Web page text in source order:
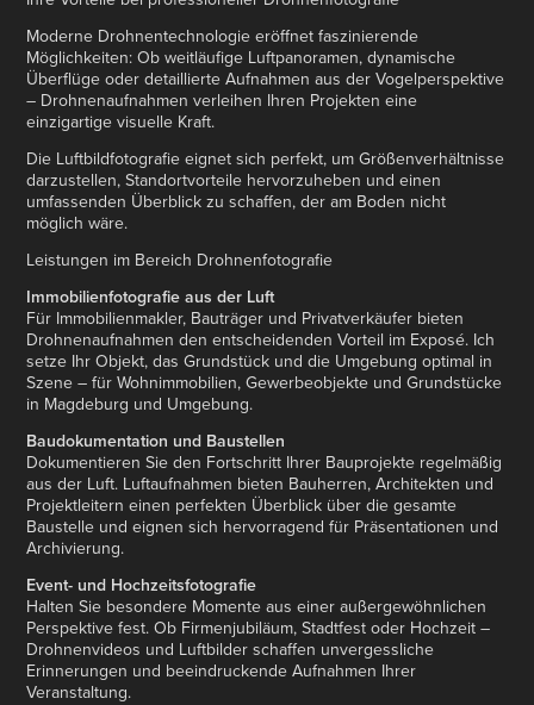
Moderne Drohnentechnologie eröffnet faszinierende
Möglichkeiten: Ob weitläufige Luftpanoramen, dynamische
Überflüge oder detaillierte Aufnahmen aus der Vogelperspektive
– Drohnenaufnahmen verleihen Ihren Projekten eine
einzigartige visuelle Kraft.
Die Luftbildfotografie eignet sich perfekt, um Größenverhältnisse
darzustellen, Standortvorteile hervorzuheben und einen
umfassenden Überblick zu schaffen, der am Boden nicht
möglich wäre.
Leistungen im Bereich Drohnenfotografie
Immobilienfotografie aus der Luft
Für Immobilienmakler, Bauträger und Privatverkäufer bieten
Drohnenaufnahmen den entscheidenden Vorteil im Exposé. Ich
setze Ihr Objekt, das Grundstück und die Umgebung optimal in
Szene – für Wohnimmobilien, Gewerbeobjekte und Grundstücke
in Magdeburg und Umgebung.
Baudokumentation und Baustellen
Dokumentieren Sie den Fortschritt Ihrer Bauprojekte regelmäßig
aus der Luft. Luftaufnahmen bieten Bauherren, Architekten und
Projektleitern einen perfekten Überblick über die gesamte
Baustelle und eignen sich hervorragend für Präsentationen und
Archivierung.
Event- und Hochzeitsfotografie
Halten Sie besondere Momente aus einer außergewöhnlichen
Perspektive fest. Ob Firmenjubiläum, Stadtfest oder Hochzeit –
Drohnenvideos und Luftbilder schaffen unvergessliche
Erinnerungen und beeindruckende Aufnahmen Ihrer
Veranstaltung.